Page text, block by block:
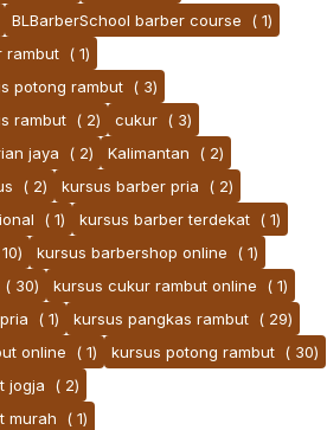
BLBarberSchool barber course
( 1)
rambut ( 1)
potong rambut ( 3)
rambut ( 2) cukur ( 3)
jaya ( 2) Kalimantan
( 2)
( 2) kursus barber pria
( 2)
( 1) kursus barber terdekat ( 1)
kursus barbershop online
( 1)
( 30) kursus cukur rambut online
( 1)
( 1) kursus pangkas rambut ( 29)
online
( 1) kursus potong rambut ( 30)
jogja
( 2)
murah
( 1)